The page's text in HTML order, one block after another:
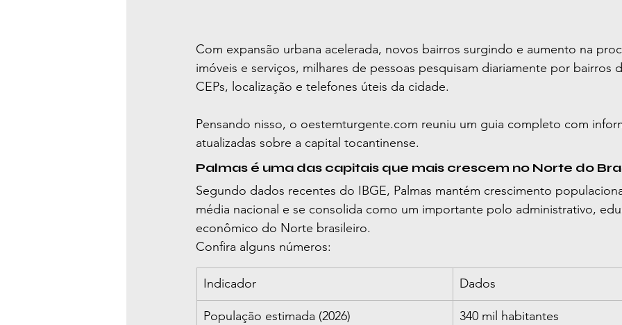
Com expansão urbana acelerada, novos bairros surgindo e aumento na
imóveis e serviços, milhares de pessoas pesquisam diariamente por bairros
CEPs, localização e telefones úteis da cidade.
Pensando nisso, o oestemturgente.com reuniu um guia completo com
atualizadas sobre a capital tocantinense.
Palmas é uma das capitais que mais crescem no Norte do
Segundo dados recentes do IBGE, Palmas mantém crescimento
média nacional e se consolida como um importante polo administrativo,
econômico do Norte brasileiro.
Confira alguns números:
Indicador Dados
População estimada (2026) 340 mil habitantes